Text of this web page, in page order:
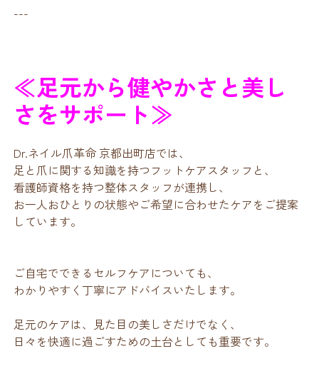
---
≪足元から健やかさと美し
さをサポート≫
Dr.ネイル爪革命 京都出町店では、
足と爪に関する知識を持つフットケアスタッフと、
看護師資格を持つ整体スタッフが連携し、
お一人おひとりの状態やご希望に合わせたケアをご提案
しています。
ご自宅でできるセルフケアについても、
わかりやすく丁寧にアドバイスいたします。
足元のケアは、見た目の美しさだけでなく、
日々を快適に過ごすための土台としても重要です。